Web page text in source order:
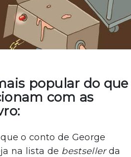
popular do que
com as
o conto de George
na lista de bestsellerda